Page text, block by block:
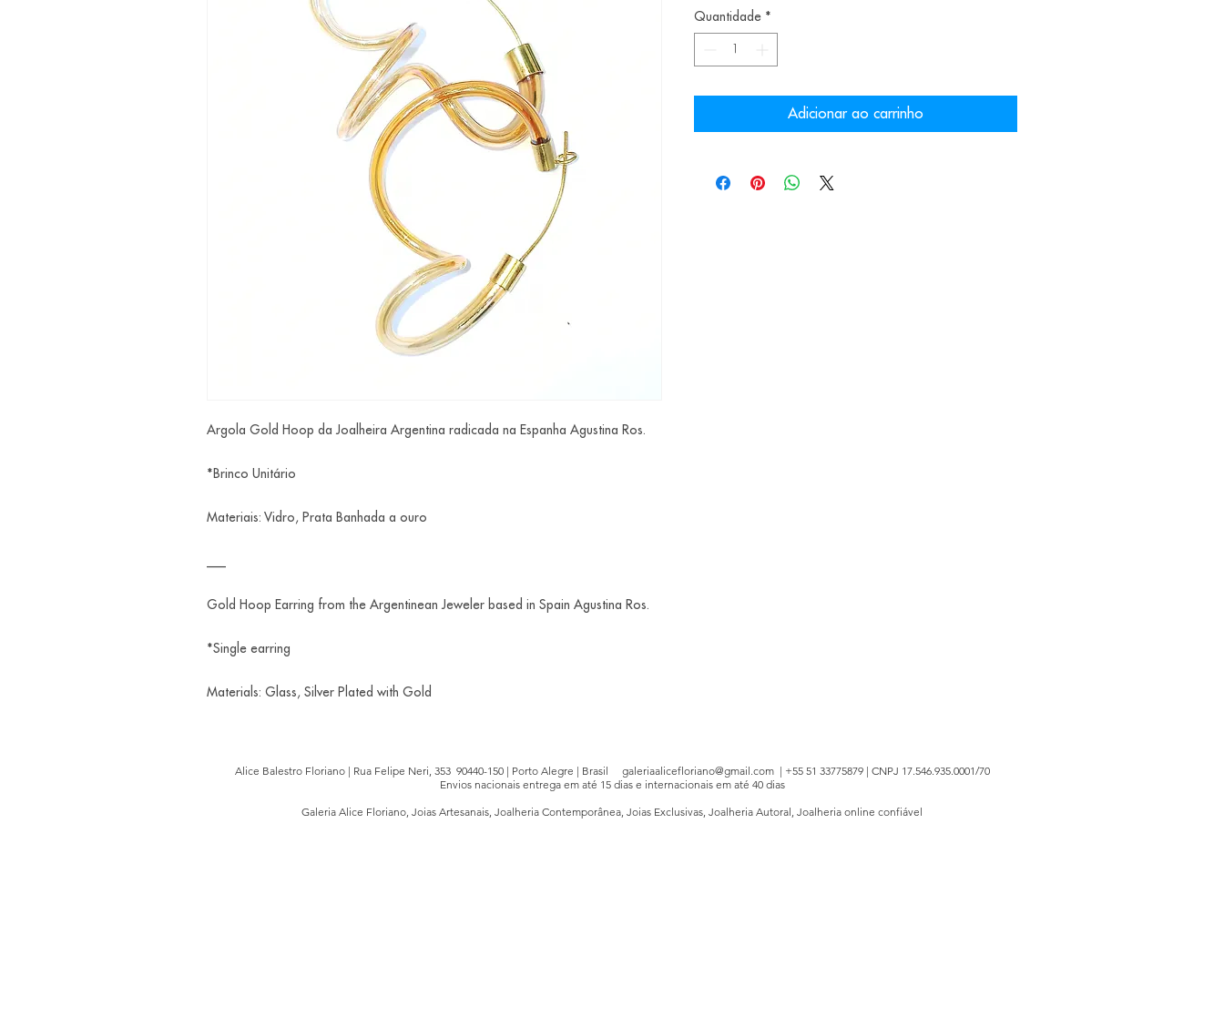
Argola Gold Hoop da Joalheira Argentina radicada na Espanha Agustina Ros.
*Brinco Unitário
Materiais: Vidro, Prata Banhada a ouro
Gold Hoop Earring from the Argentinean Jeweler based in Spain Agustina Ros.
*Single earring
Materials: Glass, Silver Plated with Gold
Quantidade *
Adicionar ao carrinho
Alice Balestro Floriano | Rua Felipe Neri, 353 90440-150 | Porto Alegre | Brasil galeriaalicefloriano@gmail.com| +55 51 33775879 | CNPJ 17.546.935.0001/70
Envios nacionais entrega em até 15 dias e internacionais em até 40 dias
Galeria Alice Floriano, Joias Artesanais, Joalheria Contemporânea, Joias Exclusivas, Joalheria Autoral, Joalheria online confiável